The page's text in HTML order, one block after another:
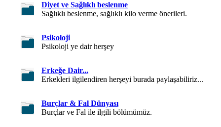
Diyet ve Sağlıklı beslenme
Sağlıklı beslenme, sağlıklı kilo verme önerileri.
Psikoloji
Psikoloji ye dair herşey
Erkeğe Dair...
Erkekleri ilgilendiren herşeyi burada paylaşabiliriz...
Burçlar & Fal Dünyası
Burçlar ve Fal ile ilgili bölümümüz.